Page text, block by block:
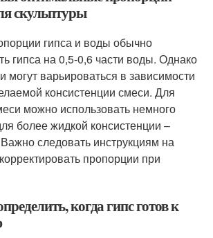
скульптуры
гипса и воды обычно
гипса на 0,5-0,6 части воды. Однако
могут варьироваться в зависимости
консистенции смеси. Для
можно использовать немного
более жидкой консистенции –
следовать инструкциям на
пропорции при
когда гипс готов к